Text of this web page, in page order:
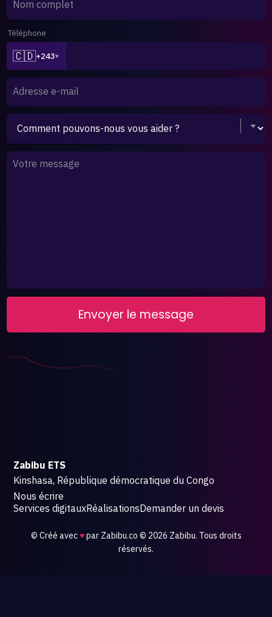
Nom complet
Téléphone
🇨🇩+243▾
Adresse e-mail
Votre message
Envoyer le message
Zabibu ETS
Kinshasa, République démocratique du Congo
Nous écrire
Services digitauxRéalisationsDemander un devis
© Créé avec♥par Zabibu.co © 2026 Zabibu. Tous droits
réservés.